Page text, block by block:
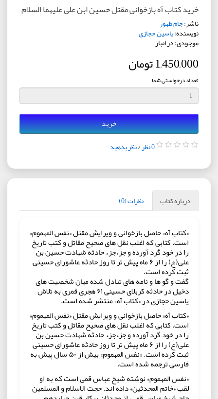
خرید کتاب آه بازخوانی مقتل حسین ابن علی علیهما السلام
ناشر:جام طهور
نویسنده:یاسین حجازی
موجودی: در انبار
1,450,000 تومان
تعداد درخواستی شما
خرید
0 نظر /نظر بدهید
درباره کتاب نظرات (0)
«کتاب آه» حاصل بازخوانی و ویرایش مقتل «نفس المهموم»
است. کتابی که اغلب نقل های صحیح مقاتل و کتب تاریخ
را در خود گرد آورده و جزءجزء حادثه شهادت حسین بن
علی(ع) را از ۶ ماه پیش تر تا روز حادثه عاشورای حسینی
ثبت کرده است.
گفت و گو ها و نامه های تبادل شده میان شخصیت های
دخیل در حادثه کربلای حسینی ۶۱ هجری قمری به تلاش
یاسین حجازی در «کتاب آه» منتشر شده است.
«کتاب آه» حاصل بازخوانی و ویرایش مقتل «نفس المهموم»
است. کتابی که اغلب نقل های صحیح مقاتل و کتب تاریخ
را در خود گرد آورده و جزءجزء حادثه شهادت حسین بن
علی(ع) را از ۶ ماه پیش تر تا روز حادثه عاشورای حسینی
ثبت کرده است. «نفس المهموم» بیش از ۵۰ سال پیش به
فارسی ترجمه شده است.
«نفس المهموم» نوشته شیخ عباس قمی است که به او
لقب «خاتم المحدثین» داده اند. حجت الاسلام و المسلمین